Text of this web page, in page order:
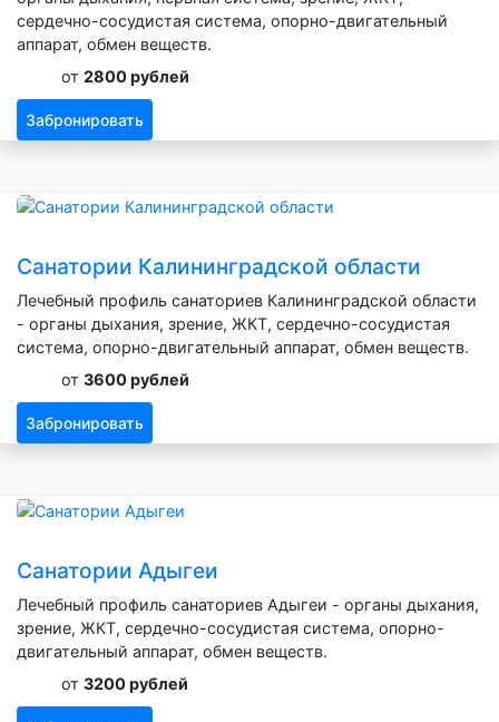
сердечно-сосудистая система, опорно-двигательный
аппарат, обмен веществ.
от 2800 рублей
Забронировать
Санатории Калининградской области
Лечебный профиль санаториев Калининградской области
- органы дыхания, зрение, ЖКТ, сердечно-сосудистая
система, опорно-двигательный аппарат, обмен веществ.
от 3600 рублей
Забронировать
Санатории Адыгеи
Лечебный профиль санаториев Адыгеи - органы дыхания,
зрение, ЖКТ, сердечно-сосудистая система, опорно-
двигательный аппарат, обмен веществ.
от 3200 рублей